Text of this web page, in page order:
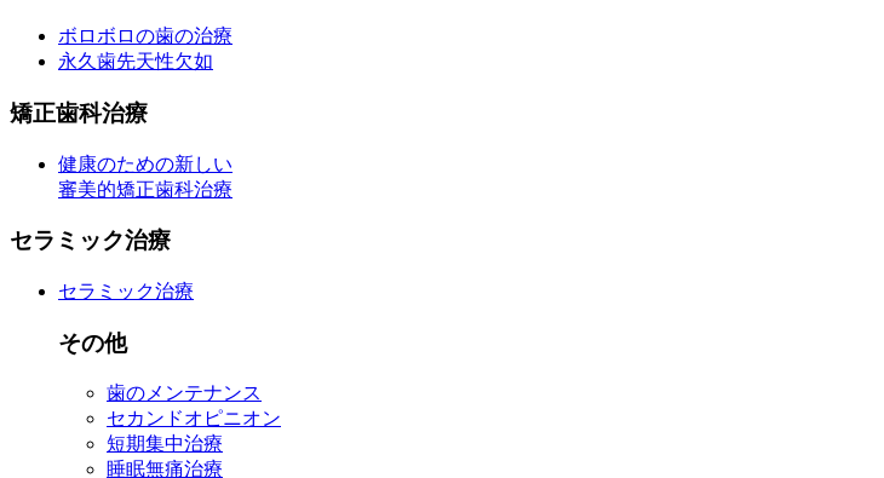
ボロボロの歯の治療
永久歯先天性欠如
矯正歯科治療
健康のための新しい
審美的矯正歯科治療
セラミック治療
セラミック治療
その他
歯のメンテナンス
セカンドオピニオン
短期集中治療
睡眠無痛治療